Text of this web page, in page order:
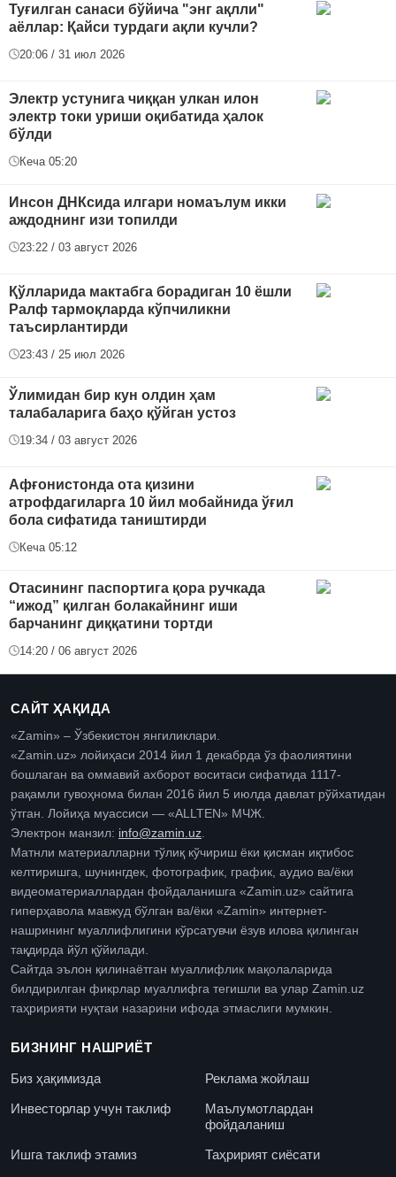
Туғилган санаси бўйича "энг ақлли"
аёллар: Қайси турдаги ақли кучли?
20:06 / 31 июл 2026
Электр устунига чиққан улкан илон
электр токи уриши оқибатида ҳалок
бўлди
Кеча 05:20
Инсон ДНКсида илгари номаълум икки
аждоднинг изи топилди
23:22 / 03 август 2026
Қўлларида мактабга борадиган 10 ёшли
Ралф тармоқларда кўпчиликни
таъсирлантирди
23:43 / 25 июл 2026
Ўлимидан бир кун олдин ҳам
талабаларига баҳо қўйган устоз
19:34 / 03 август 2026
Афғонистонда ота қизини
атрофдагиларга 10 йил мобайнида ўғил
бола сифатида таништирди
Кеча 05:12
Отасининг паспортига қора ручкада
“ижод” қилган болакайнинг иши
барчанинг диққатини тортди
14:20 / 06 август 2026
САЙТ ҲАҚИДА
«Zamin» – Ўзбекистон янгиликлари.
«Zamin.uz» лойиҳаси 2014 йил 1 декабрда ўз фаолиятини
бошлаган ва оммавий ахборот воситаси сифатида 1117-
рақамли гувоҳнома билан 2016 йил 5 июлда давлат рўйхатидан
ўтган. Лойиҳа муассиси — «ALLTEN» МЧЖ.
Электрон манзил: info@zamin.uz
Матнли материалларни тўлиқ кўчириш ёки қисман иқтибос
келтиришга, шунингдек, фотографик, график, аудио ва/ёки
видеоматериаллардан фойдаланишга «Zamin.uz» сайтига
гиперҳавола мавжуд бўлган ва/ёки «Zamin» интернет-
нашрининг муаллифлигини кўрсатувчи ёзув илова қилинган
тақдирда йўл қўйилади.
Сайтда эълон қилинаётган муаллифлик мақолаларида
билдирилган фикрлар муаллифга тегишли ва улар Zamin.uz
таҳририяти нуқтаи назарини ифода этмаслиги мумкин.
БИЗНИНГ НАШРИЁТ
Биз ҳақимизда
Реклама жойлаш
Инвесторлар учун таклиф
Маълумотлардан
фойдаланиш
Ишга таклиф этамиз
Таҳририят сиёсати